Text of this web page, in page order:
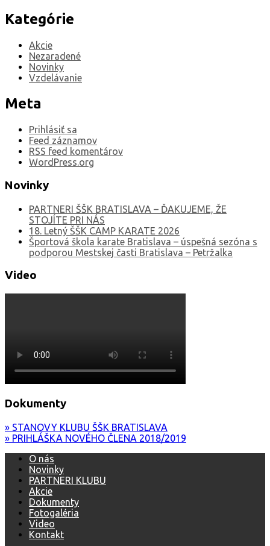
Kategórie
Akcie
Nezaradené
Novinky
Vzdelávanie
Meta
Prihlásiť sa
Feed záznamov
RSS feed komentárov
WordPress.org
Novinky
PARTNERI ŠŠK BRATISLAVA – ĎAKUJEME, ŽE
STOJÍTE PRI NÁS
18. Letný ŠŠK CAMP KARATE 2026
Športová škola karate Bratislava – úspešná sezóna s
podporou Mestskej časti Bratislava – Petržalka
Video
Dokumenty
» STANOVY KLUBU ŠŠK BRATISLAVA
» PRIHLÁŠKA NOVÉHO ČLENA 2018/2019
O nás
Novinky
PARTNERI KLUBU
Akcie
Dokumenty
Fotogaléria
Video
Kontakt